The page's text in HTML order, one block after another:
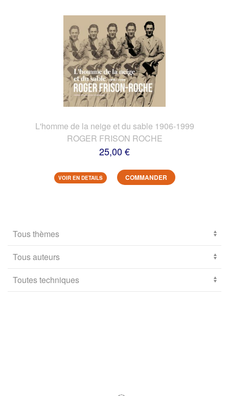
L'homme de la neige et du sable 1906-1999
ROGER FRISON ROCHE
25,00 €
VOIR EN DETAILS COMMANDER